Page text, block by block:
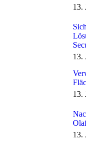
13.
13.
13.
13.